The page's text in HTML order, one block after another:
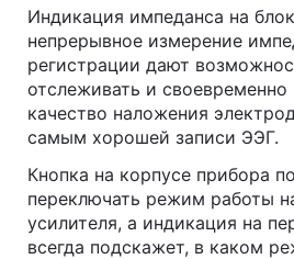
Индикация импеданса на
непрерывное измерение
регистрации дают
отслеживать и своевременно
качество наложения
самым хорошей записи ЭЭГ.
Кнопка на корпусе прибора
переключать режим работы
усилителя, а индикация на
всегда подскажет, в каком